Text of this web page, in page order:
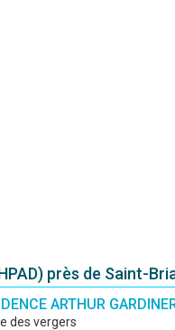
près de Saint-
ARTHUR
des vergers